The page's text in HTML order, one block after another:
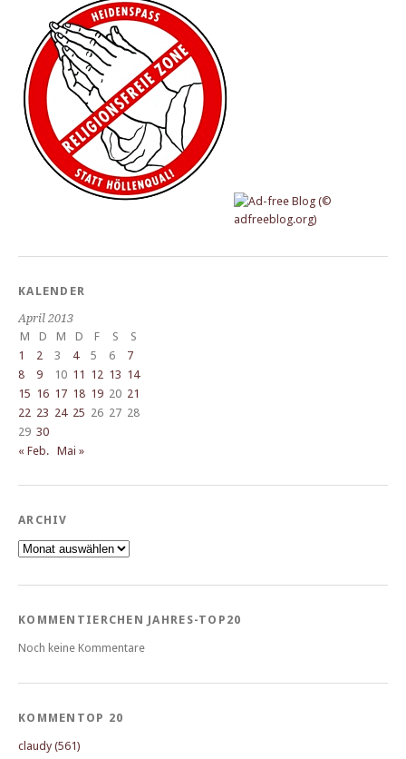
KALENDER
April 2013
M
D M D F S
S
1
2 3 4 5 6
7
8
9 10 11 12 13 14
15 16 17 18 19 20 21
22 23 24 25 26 27 28
29 30
« Feb. Mai »
ARCHIV
Archiv
KOMMENTIERCHEN JAHRES-TOP20
Noch keine Kommentare
KOMMENTOP 20
claudy (561)